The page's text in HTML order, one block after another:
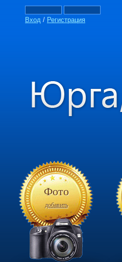
Вход / Регистрация
Фото
добавить